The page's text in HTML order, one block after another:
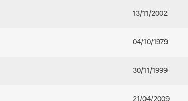
13/11/2002
04/10/1979
30/11/1999